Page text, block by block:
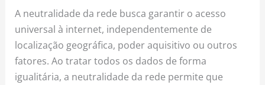
A neutralidade da rede busca garantir o acesso
universal à internet, independentemente de
localização geográfica, poder aquisitivo ou outros
fatores. Ao tratar todos os dados de forma
igualitária, a neutralidade da rede permite que